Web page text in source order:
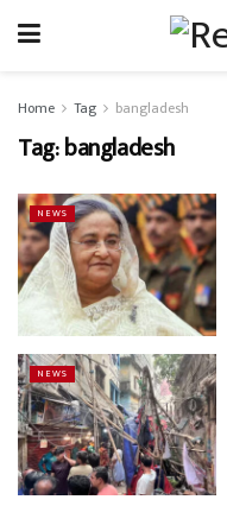
Home Tag bangladesh
Tag:bangladesh
NEWS
NEWS